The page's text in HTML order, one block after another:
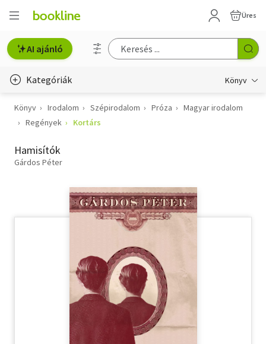
Üres
AI ajánló
Kategóriák Könyv
Életmód, egészség
Gyermek- és ifjúsági
Hobbi, szabadidő
Szótár, nyelvkönyv
Tankönyv, segédkönyv
Társadalomtudomány
Könyv Irodalom Szépirodalom Próza
Magyar irodalom
Regények
Kortárs
Hamisítók
Gárdos Péter